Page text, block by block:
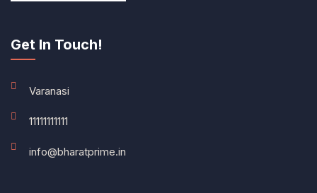
Get In Touch!
Varanasi
11111111111
info@bharatprime.in